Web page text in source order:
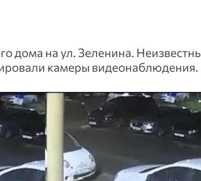
дома на ул. Зеленина.
камеры видеонаблюдения.